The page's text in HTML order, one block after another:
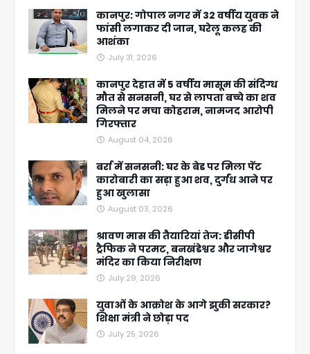
कानपुर: गोपाल नगर में 32 वर्षीय युवक ने
फांसी लगाकर दी जान, घरेलू कलह की
आशंका
July 31, 2026
कानपुर देहात में 5 वर्षीय मासूम की संदिग्ध
मौत से सनसनी, घर से लापता बच्चे का शव
मिलने पर मचा कोहराम, नामजद आरोपी
गिरफ्तार
August 04, 2026
बर्रा में सनसनी: घर के बेड पर मिला पेंट
कारोबारी का सड़ा हुआ शव, दुर्गंध आने पर
हुआ खुलासा
August 03, 2026
श्रावण मास की तैयारियां तेज: डीसीपी
ट्रैफिक ने परमट, बनखंडेश्वर और जागेश्वर
मंदिर का किया निरीक्षण
July 29, 2026
युवाओं के आक्रोश के आगे झुकी सरकार?
शिक्षा मंत्री ने छोड़ा पद
July 25, 2026